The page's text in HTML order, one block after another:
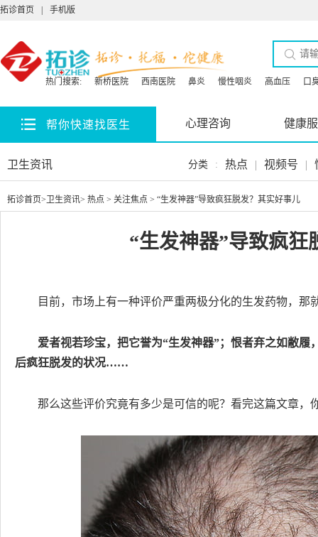
拓诊首页 手机版
热门搜索: 新桥医院 西南医院 鼻炎 慢性咽炎 高血压 口
帮你快速找医生 心理咨询 健康
卫生资讯 分类 : 热点 | 视频号 |
拓诊首页> 卫生资讯> 热点 > 关注焦点 > “生发神器”导致疯狂脱发？其实好事儿
“生发神器”导致疯狂
目前，市场上有一种评价严重两极分化的生发药物，那
爱者视若珍宝，把它誉为“生发神器”；恨者弃之如敝
后疯狂脱发的状况……
那么这些评价究竟有多少是可信的呢？看完这篇文章，